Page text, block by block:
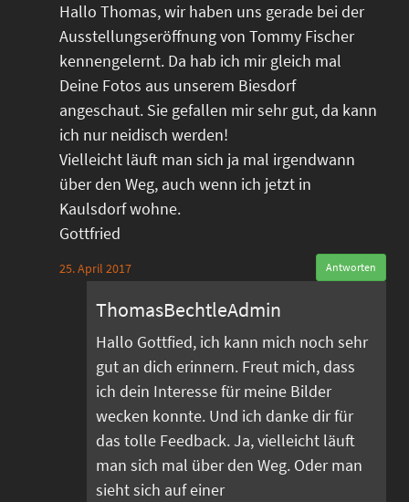
Hallo Thomas, wir haben uns gerade bei der
Ausstellungseröffnung von Tommy Fischer
kennengelernt. Da hab ich mir gleich mal
Deine Fotos aus unserem Biesdorf
angeschaut. Sie gefallen mir sehr gut, da kann
ich nur neidisch werden!
Vielleicht läuft man sich ja mal irgendwann
über den Weg, auch wenn ich jetzt in
Kaulsdorf wohne.
Gottfried
25. April 2017 Antworten
ThomasBechtleAdmin
Hallo Gottfied, ich kann mich noch sehr
gut an dich erinnern. Freut mich, dass
ich dein Interesse für meine Bilder
wecken konnte. Und ich danke dir für
das tolle Feedback. Ja, vielleicht läuft
man sich mal über den Weg. Oder man
sieht sich auf einer